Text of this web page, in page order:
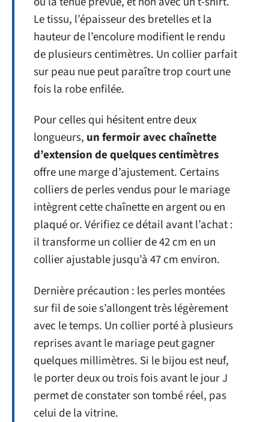
Le tissu, l’épaisseur des bretelles et la
hauteur de l’encolure modifient le rendu
de plusieurs centimètres. Un collier parfait
sur peau nue peut paraître trop court une
fois la robe enfilée.
Pour celles qui hésitent entre deux
longueurs, un fermoir avec chaînette
d’extension de quelques centimètres
offre une marge d’ajustement. Certains
colliers de perles vendus pour le mariage
intègrent cette chaînette en argent ou en
plaqué or. Vérifiez ce détail avant l’achat :
il transforme un collier de 42 cm en un
collier ajustable jusqu’à 47 cm environ.
Dernière précaution : les perles montées
sur fil de soie s’allongent très légèrement
avec le temps. Un collier porté à plusieurs
reprises avant le mariage peut gagner
quelques millimètres. Si le bijou est neuf,
le porter deux ou trois fois avant le jour J
permet de constater son tombé réel, pas
celui de la vitrine.